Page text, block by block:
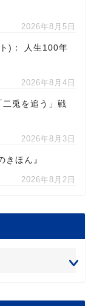
2026年8月5日
)： 人生100年
2026年8月4日
二兎を追う」戦
2026年8月3日
きほん』
2026年8月2日